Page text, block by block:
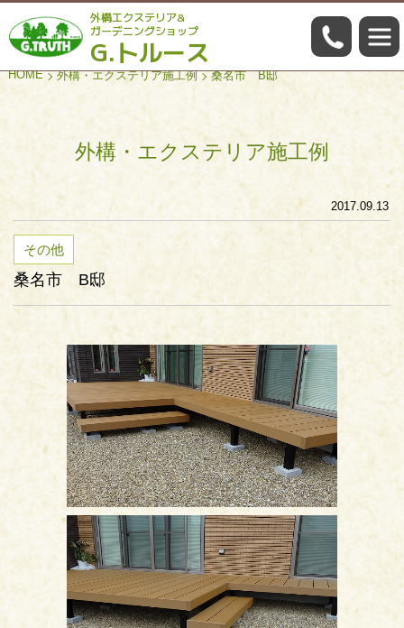
外構エクステリア&
ガーデニングショップ
G.トルース
059-
HOME 外構・エクステリア施工例 桑名市 B邸
外構・エクステリア施工例
その他
桑名市 B邸
2017.09.13